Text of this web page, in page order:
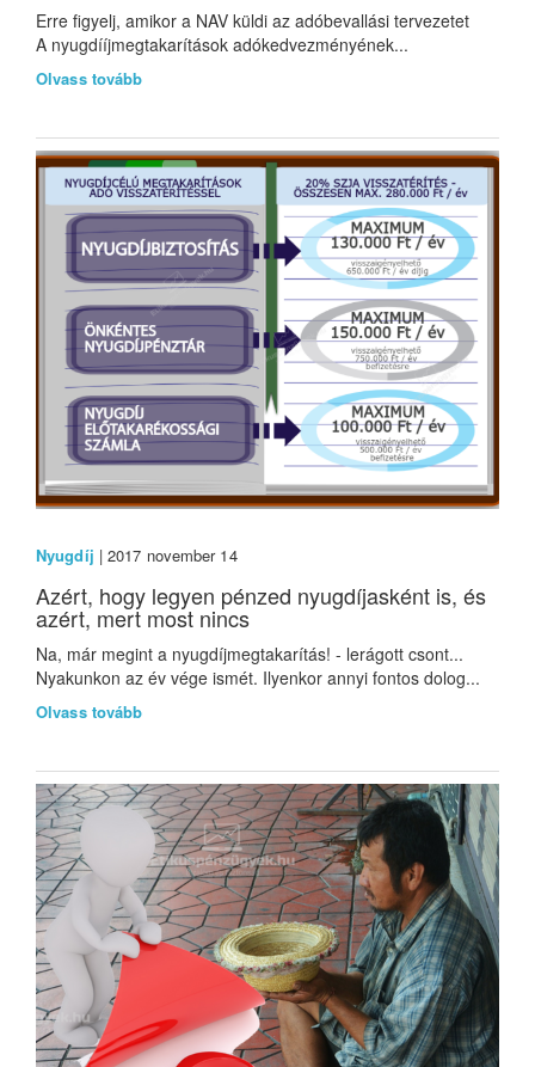
Erre figyelj, amikor a NAV küldi az adóbevallási tervezetet
A nyugdííjmegtakarítások adókedvezményének...
Olvass tovább
Nyugdíj | 2017 november 14
Azért, hogy legyen pénzed nyugdíjasként is, és
azért, mert most nincs
Na, már megint a nyugdíjmegtakarítás! - lerágott csont...
Nyakunkon az év vége ismét. Ilyenkor annyi fontos dolog...
Olvass tovább